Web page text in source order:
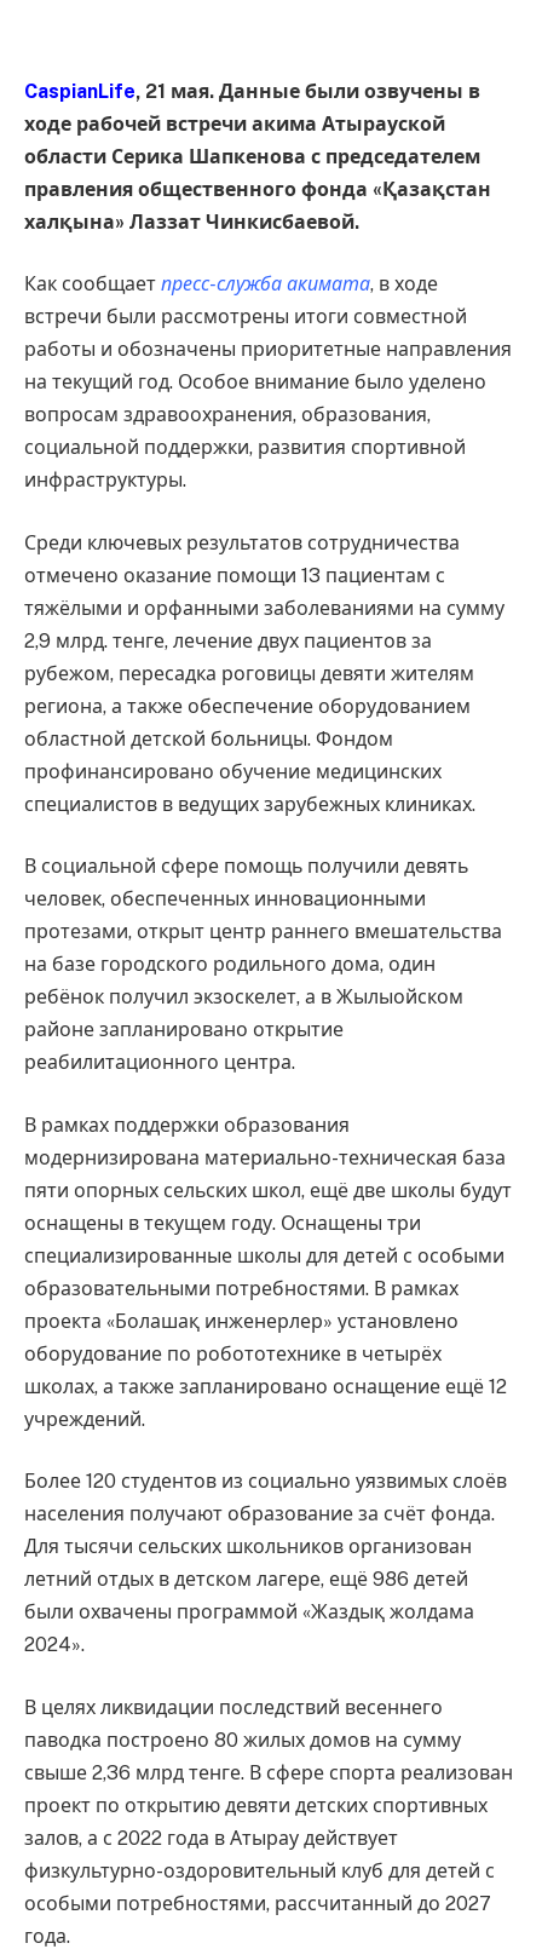
CaspianLife, 21 мая. Данные были озвучены в
ходе рабочей встречи акима Атырауской
области Серика Шапкенова с председателем
правления общественного фонда «Қазақстан
халқына» Лаззат Чинкисбаевой.
Как сообщает пресс-служба акимата, в ходе
встречи были рассмотрены итоги совместной
работы и обозначены приоритетные направления
на текущий год. Особое внимание было уделено
вопросам здравоохранения, образования,
социальной поддержки, развития спортивной
инфраструктуры.
Среди ключевых результатов сотрудничества
отмечено оказание помощи 13 пациентам с
тяжёлыми и орфанными заболеваниями на сумму
2,9 млрд. тенге, лечение двух пациентов за
рубежом, пересадка роговицы девяти жителям
региона, а также обеспечение оборудованием
областной детской больницы. Фондом
профинансировано обучение медицинских
специалистов в ведущих зарубежных клиниках.
В социальной сфере помощь получили девять
человек, обеспеченных инновационными
протезами, открыт центр раннего вмешательства
на базе городского родильного дома, один
ребёнок получил экзоскелет, а в Жылыойском
районе запланировано открытие
реабилитационного центра.
В рамках поддержки образования
модернизирована материально-техническая база
пяти опорных сельских школ, ещё две школы будут
оснащены в текущем году. Оснащены три
специализированные школы для детей с особыми
образовательными потребностями. В рамках
проекта «Болашақ инженерлер» установлено
оборудование по робототехнике в четырёх
школах, а также запланировано оснащение ещё 12
учреждений.
Более 120 студентов из социально уязвимых слоёв
населения получают образование за счёт фонда.
Для тысячи сельских школьников организован
летний отдых в детском лагере, ещё 986 детей
были охвачены программой «Жаздық жолдама
2024».
В целях ликвидации последствий весеннего
паводка построено 80 жилых домов на сумму
свыше 2,36 млрд тенге. В сфере спорта реализован
проект по открытию девяти детских спортивных
залов, а с 2022 года в Атырау действует
физкультурно-оздоровительный клуб для детей с
особыми потребностями, рассчитанный до 2027
года.